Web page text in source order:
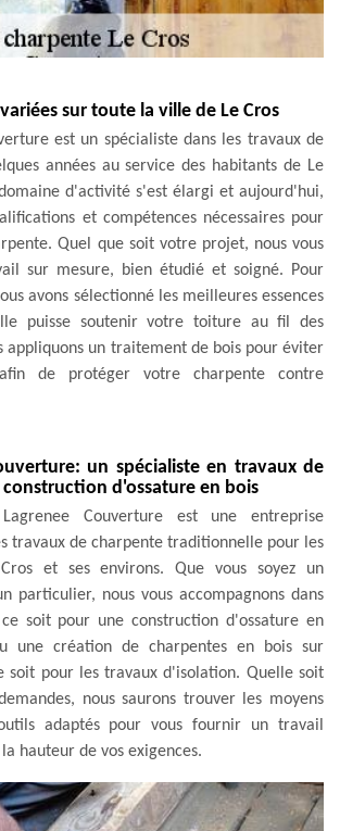
sur toute la ville de Le Cros
est un spécialiste dans les travaux de
années au service des habitants de Le
d'activité s'est élargi et aujourd'hui,
et compétences nécessaires pour
Quel que soit votre projet, nous vous
sur mesure, bien étudié et soigné. Pour
avons sélectionné les meilleures essences
puisse soutenir votre toiture au fil des
appliquons un traitement de bois pour éviter
de protéger votre charpente contre
un spécialiste en travaux de
d'ossature en bois
Couverture est une entreprise
travaux de charpente traditionnelle pour les
et ses environs. Que vous soyez un
particulier, nous vous accompagnons dans
soit pour une construction d'ossature en
une création de charpentes en bois sur
soit pour les travaux d'isolation. Quelle soit
nous saurons trouver les moyens
adaptés pour vous fournir un travail
hauteur de vos exigences.